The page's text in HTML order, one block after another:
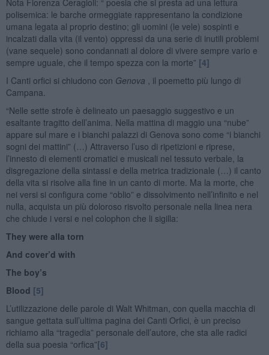
polisemica: le barche ormeggiate rappresentano la condizione
umana legata al proprio destino; gli uomini (le vele) sospinti e
incalzati dalla vita (il vento) oppressi da una serie di inutili problemi
(vane sequele) sono condannati al dolore di vivere sempre vario e
sempre uguale, che il tempo spezza con la morte” [4]
I Canti orfici si chiudono con Genova
, il poemetto più lungo di
Campana.
“Nelle sette strofe è delineato un paesaggio suggestivo e un
esaltante tragitto dell’anima. Nella mattina di maggio una “nube”
appare sul mare e i bianchi palazzi di Genova sono come “i bianchi
sogni dei mattini” (…) Attraverso l’uso di ripetizioni e riprese,
l’innesto di elementi cromatici e musicali nel tessuto verbale, la
disgregazione della sintassi e della metrica tradizionale (…) il canto
della vita si risolve alla fine in un canto di morte. Ma la morte, che
nei versi si configura come “oblio” e dissolvimento nell’infinito e nel
nulla, acquista un più doloroso risvolto personale nella linea nera
che chiude i versi e nel colophon che li sigilla:
They were alla torn
And cover’d with
The boy’s
Blood [5]
L’utilizzazione delle parole di Walt Whitman, con quella macchia di
sangue gettata sull’ultima pagina dei Canti Orfici, è un preciso
richiamo alla “tragedia” personale dell’autore, che sta alle radici
della sua poesia “orfica”[6]